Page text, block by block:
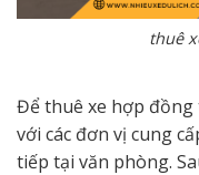
thuê
Để thuê xe hợp đồng
với các đơn vị cung
tiếp tại văn phòng.